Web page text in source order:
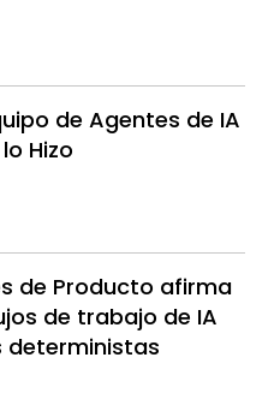
de Agentes de IA
Hizo
de Producto afirma
de trabajo de IA
deterministas